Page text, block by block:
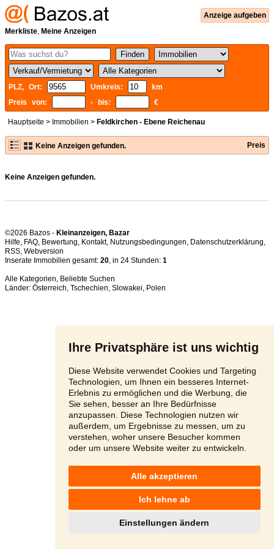
Ihre Privatsphäre ist uns wichtig
Diese Website verwendet Cookies und Targeting
Technologien, um Ihnen ein besseres Internet-
Erlebnis zu ermöglichen und die Werbung, die
Sie sehen, besser an Ihre Bedürfnisse
anzupassen. Diese Technologien nutzen wir
außerdem, um Ergebnisse zu messen, um zu
verstehen, woher unsere Besucher kommen
oder um unsere Website weiter zu entwickeln.
Alle akzeptieren
Ich lehne ab
Einstellungen ändern
Anzeige aufgeben
Merkliste, Meine Anzeigen
PLZ, Ort: Umkreis:
km
Preis von:
- bis: €
Hauptseite > Immobilien > Feldkirchen - Ebene Reichenau
Keine Anzeigen gefunden. Preis
Keine Anzeigen gefunden.
©2026 Bazos - Kleinanzeigen, Bazar
Hilfe, FAQ, Bewertung, Kontakt, Nutzungsbedingungen, Datenschutzerklärung,
RSS,
Inserate Immobilien gesamt: 20, in 24 Stunden: 1
Alle Kategorien, Beliebte Suchen
Länder: Österreich, Tschechien, Slowakei, Polen